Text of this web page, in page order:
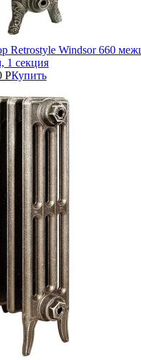
Retrostyle Windsor 660
1 секция
РКупить